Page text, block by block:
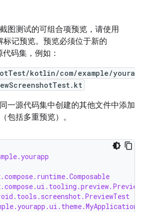
图测试的可组合项预览，请使用
标记预览。预览必须位于新的
代码集，例如：
kotlin/com/example/youra
一源代码集中创建的其他文件中添加
包括多重预览）。